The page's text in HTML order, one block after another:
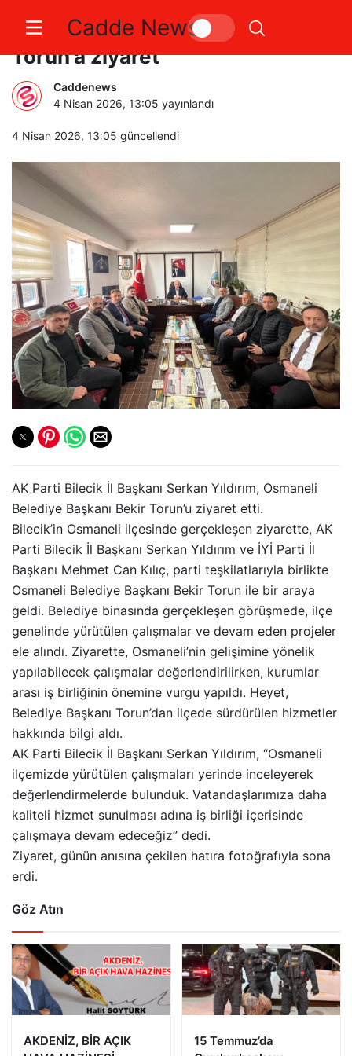
Cadde News
İl Başkanı Yıldırım’dan Başkan
Torun’a ziyaret
Caddenews
4 Nisan 2026, 13:05 yayınlandı
4 Nisan 2026, 13:05 güncellendi
AK Parti Bilecik İl Başkanı Serkan Yıldırım, Osmaneli
Belediye Başkanı Bekir Torun’u ziyaret etti.
Bilecik’in Osmaneli ilçesinde gerçekleşen ziyarette, AK
Parti Bilecik İl Başkanı Serkan Yıldırım ve İYİ Parti İl
Başkanı Mehmet Can Kılıç, parti teşkilatlarıyla birlikte
Osmaneli Belediye Başkanı Bekir Torun ile bir araya
geldi. Belediye binasında gerçekleşen görüşmede, ilçe
genelinde yürütülen çalışmalar ve devam eden projeler
ele alındı. Ziyarette, Osmaneli’nin gelişimine yönelik
yapılabilecek çalışmalar değerlendirilirken, kurumlar
arası iş birliğinin önemine vurgu yapıldı. Heyet,
Belediye Başkanı Torun’dan ilçede sürdürülen hizmetler
hakkında bilgi aldı.
AK Parti Bilecik İl Başkanı Serkan Yıldırım, “Osmaneli
ilçemizde yürütülen çalışmaları yerinde inceleyerek
değerlendirmelerde bulunduk. Vatandaşlarımıza daha
kaliteli hizmet sunulması adına iş birliği içerisinde
çalışmaya devam edeceğiz” dedi.
Ziyaret, günün anısına çekilen hatıra fotoğrafıyla sona
erdi.
Göz Atın
AKDENİZ, BİR AÇIK
15 Temmuz’da